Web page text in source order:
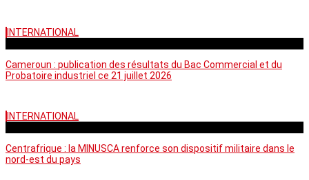
INTERNATIONAL
Cameroun : publication des résultats du Bac Commercial et du
Probatoire industriel ce 21 juillet 2026
INTERNATIONAL
Centrafrique : la MINUSCA renforce son dispositif militaire dans le
nord-est du pays